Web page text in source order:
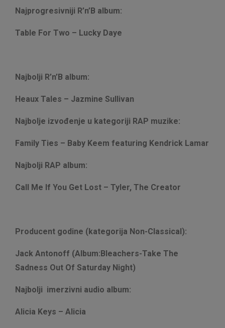
Najprogresivniji R’n’B album:
Table For Two – Lucky Daye
Najbolji R’n’B album:
Heaux Tales – Jazmine Sullivan
Najbolje izvođenje u kategoriji RAP muzike:
Family Ties – Baby Keem featuring Kendrick Lamar
Najbolji RAP album:
Call Me If You Get Lost – Tyler, The Creator
Producent godine (kategorija Non-Classical):
Jack Antonoff (Album:Bleachers-Take The
Sadness Out Of Saturday Night)
Najbolji imerzivni audio album:
Alicia Keys – Alicia